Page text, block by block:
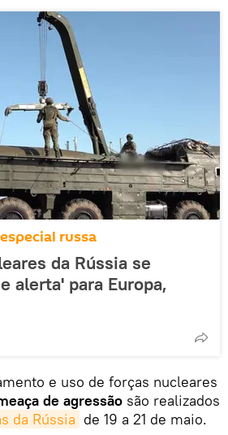
russa
da Rússia se
alerta' para Europa,
e uso de forças nucleares
de agressão são realizados
da Rússia de 19 a 21 de maio.